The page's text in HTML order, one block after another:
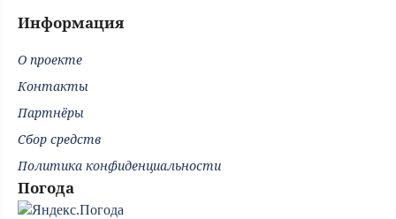
Информация
О проекте
Контакты
Партнёры
Сбор средств
Политика конфиденциальности
Погода